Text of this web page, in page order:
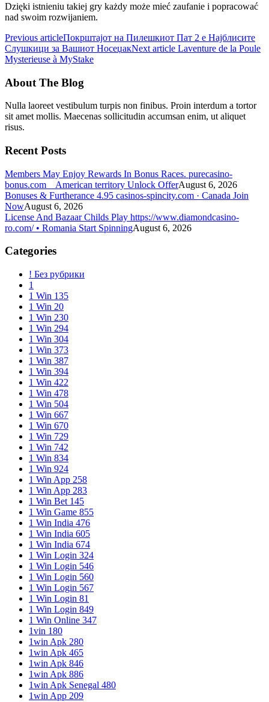
Dzięki istnieniu takiej gry każdy może mieć zaufanie i popracować
nad swoim rozwijaniem.
Previous articleПокрштајот на Пилешкиот Пат 2 е Најблисите
Слушкици за Вашиот НосеџакNext article Laventure de la Poule
Mysterieuse à MyStake
About The Blog
Nulla laoreet vestibulum turpis non finibus. Proin interdum a tortor
sit amet mollis. Maecenas sollicitudin accumsan enim, ut aliquet
risus.
Recent Posts
Members May Enjoy Rewards In Bonus Races. purecasino-
bonus.com _ American territory Unlock OfferAugust 6, 2026
Bonuses & Furtherance 4.95 casinos-spincity.com · Canada Join
NowAugust 6, 2026
License And Bazaar Childs Play https://www.diamondcasino-
ro.com/ • Romania Start SpinningAugust 6, 2026
Categories
! Без рубрики
1
1 Win 135
1 Win 20
1 Win 230
1 Win 294
1 Win 304
1 Win 373
1 Win 387
1 Win 394
1 Win 422
1 Win 478
1 Win 504
1 Win 667
1 Win 670
1 Win 729
1 Win 742
1 Win 834
1 Win 924
1 Win App 258
1 Win App 283
1 Win Bet 145
1 Win Game 855
1 Win India 476
1 Win India 605
1 Win India 674
1 Win Login 324
1 Win Login 546
1 Win Login 560
1 Win Login 567
1 Win Login 81
1 Win Login 849
1 Win Online 347
1vin 180
1win Apk 280
1win Apk 465
1win Apk 846
1win Apk 886
1win Apk Senegal 480
1win App 209